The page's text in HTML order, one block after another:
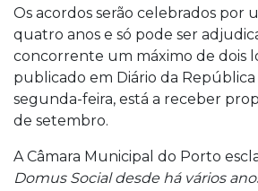
Os acordos serão celebrados por
quatro anos e só pode ser
concorrente um máximo de dois
publicado em Diário da República
segunda-feira, está a receber
de setembro.
A Câmara Municipal do Porto
Domus Social desde há vários